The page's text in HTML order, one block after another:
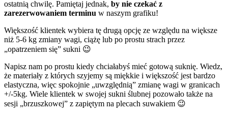
ostatnią chwilę. Pamiętaj jednak, by nie czekać z
zarezerwowaniem terminu w naszym grafiku!
Większość klientek wybiera tę drugą opcję ze względu na większe
niż 5-6 kg zmiany wagi, ciążę lub po prostu strach przez
„opatrzeniem się” sukni 😉
Napisz nam po prostu kiedy chciałabyś mieć gotową suknię. Wiedz,
że materiały z których szyjemy są miękkie i większość jest bardzo
elastyczna, więc spokojnie „uwzględnią” zmianę wagi w granicach
+/-5kg. Wiele klientek w swojej sukni ślubnej pozowało także na
sesji „brzuszkowej” z zapiętym na plecach suwakiem 😉